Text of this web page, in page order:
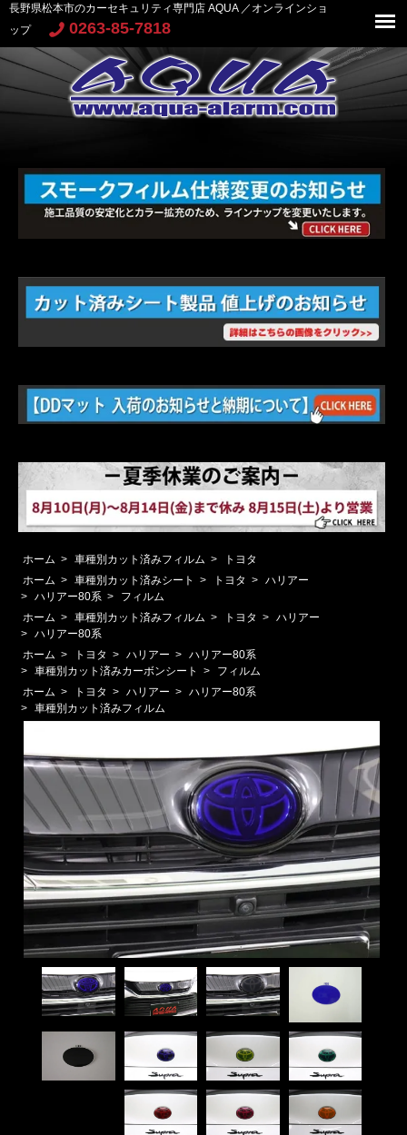
長野県松本市のカーセキュリティ専門店 AQUA ／オンラインショ
ップ
0263-85-7818
ホーム > 車種別カット済みフィルム >
トヨタ
ホーム > 車種別カット済みシート > トヨタ > ハリアー
> ハリアー80系 >
フィルム
ホーム > 車種別カット済みフィルム > トヨタ > ハリアー
> ハリアー80系
ホーム > トヨタ > ハリアー > ハリアー80系
> 車種別カット済みカーボンシート >
フィルム
ホーム > トヨタ > ハリアー > ハリアー80系
> 車種別カット済みフィルム